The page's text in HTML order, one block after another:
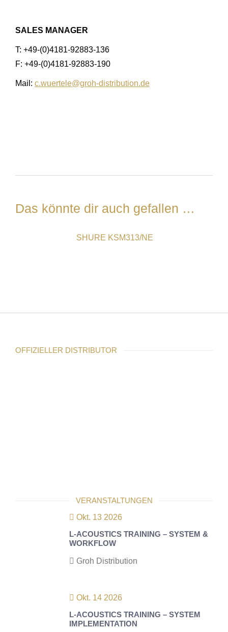
SALES MANAGER
T: +49-(0)4181-92883-136
F: +49-(0)4181-92883-190
Mail: c.wuertele@groh-distribution.de
Das könnte dir auch gefallen …
SHURE KSM313/NE
OFFIZIELLER DISTRIBUTOR
VERANSTALTUNGEN
Okt. 13 2026
L-ACOUSTICS TRAINING – SYSTEM &
WORKFLOW
Groh Distribution
Okt. 14 2026
L-ACOUSTICS TRAINING – SYSTEM
IMPLEMENTATION